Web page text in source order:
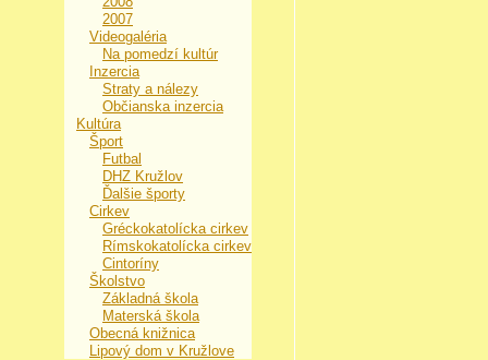
2007
Videogaléria
Na pomedzí kultúr
Inzercia
Straty a nálezy
Občianska inzercia
Kultúra
Šport
Futbal
DHZ Kružlov
Ďalšie športy
Cirkev
Gréckokatolícka cirkev
Rímskokatolícka cirkev
Cintoríny
Školstvo
Základná škola
Materská škola
Obecná knižnica
Lipový dom v Kružlove